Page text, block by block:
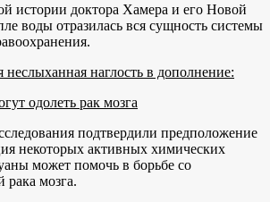
истории доктора Хамера и его Новой
воды отразилась вся сущность системы
неслыханная наглость в дополнение:
одолеть рак мозга
подтвердили предположение
некоторых активных химических
может помочь в борьбе со
рака мозга.